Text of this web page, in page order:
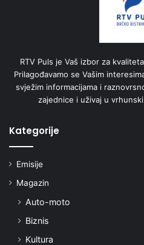
RTV Puls je Vaš izbor za
Prilagođavamo se Vašim
svježim informacijama i
zajednice i uživaj u
Kategorije
Emisije
Magazin
Auto-moto
Biznis
Kultura